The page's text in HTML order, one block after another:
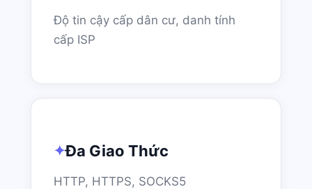
Độ tin cậy cấp dân cư, danh tính
cấp ISP
Đa Giao Thức
HTTP, HTTPS, SOCKS5